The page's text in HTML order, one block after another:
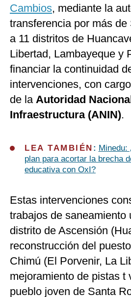
Cambios, mediante la
transferencia por más
a 11 distritos de
Libertad, Lambayeque y
financiar la continuidad
intervenciones, con
de la Autoridad
Infraestructura (ANIN).
LEA TAMBIÉN : Minedu:
plan para acortar la brecha
educativa con OxI?
Estas intervenciones
trabajos de saneamiento
distrito de Ascensión
reconstrucción del
Chimú (El Porvenir, La
mejoramiento de pistas t
pueblo joven de Santa